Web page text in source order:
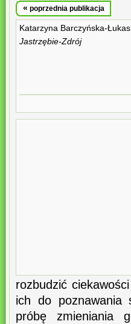
« poprzednia publikacja
Katarzyna Barczyńska-
Jastrzębie-Zdrój
rozbudzić
ich do poznawania
próbę zmieniania